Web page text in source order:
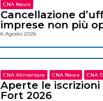
CNA News
Cancellazione
imprese non più
6 Agosto 2026
CNA Alimentare CNA News CNA
Aperte le
Fort 2026